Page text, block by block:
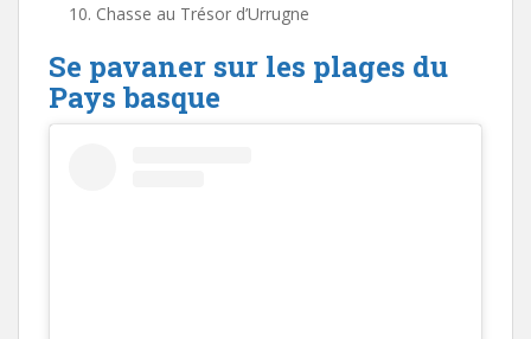
Chasse au Trésor d’Urrugne
Se pavaner sur les plages du
Pays basque